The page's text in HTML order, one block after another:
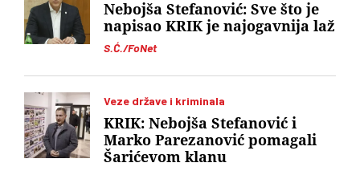
S.Ć./FoNet
Nebojša Stefanović: Sve što je
napisao KRIK je najogavnija laž
Veze države i kriminala
KRIK: Nebojša Stefanović i
Marko Parezanović pomagali
Šarićevom klanu